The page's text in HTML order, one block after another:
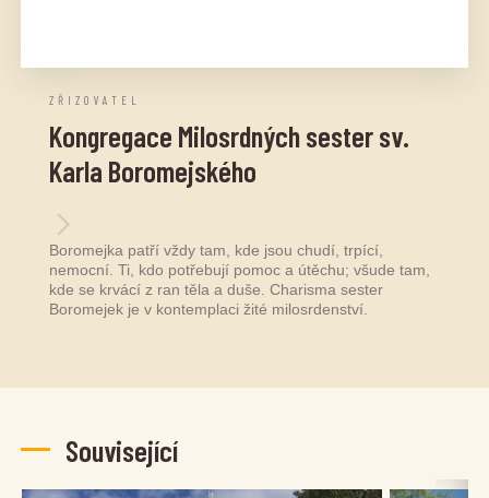
ZŘIZOVATEL
Kongregace Milosrdných sester sv.
Karla Boromejského
Boromejka patří vždy tam, kde jsou chudí, trpící,
nemocní. Ti, kdo potřebují pomoc a útěchu; všude tam,
kde se krvácí z ran těla a duše. Charisma sester
Boromejek je v kontemplaci žité milosrdenství.
Související